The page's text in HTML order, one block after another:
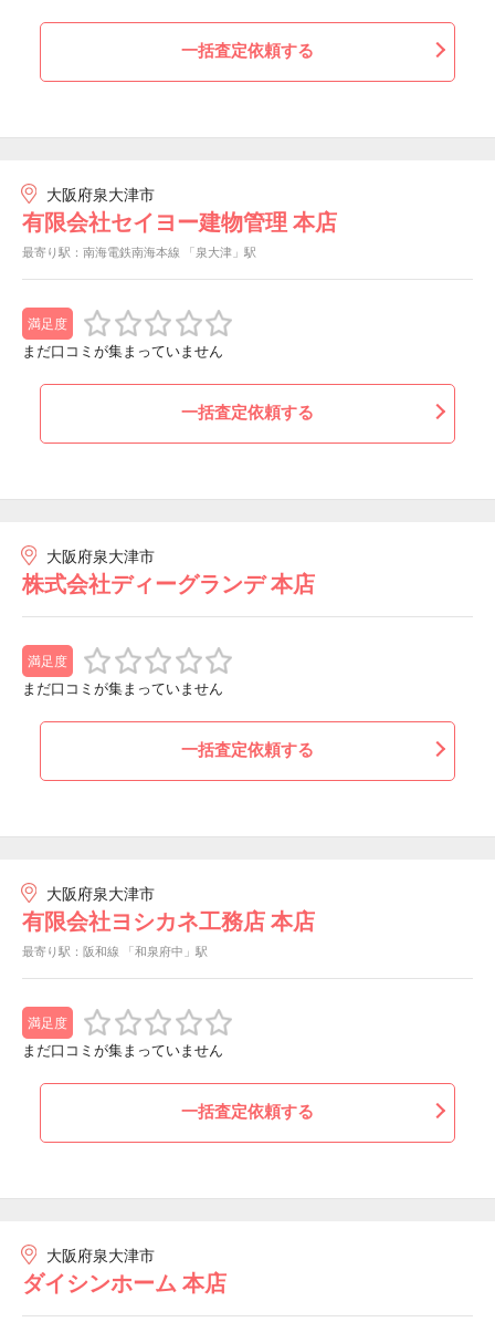
一括査定依頼する
大阪府泉大津市
有限会社セイヨー建物管理 本店
最寄り駅：南海電鉄南海本線 「泉大津」駅
満足度
まだ口コミが集まっていません
一括査定依頼する
大阪府泉大津市
株式会社ディーグランデ 本店
満足度
まだ口コミが集まっていません
一括査定依頼する
大阪府泉大津市
有限会社ヨシカネ工務店 本店
最寄り駅：阪和線 「和泉府中」駅
満足度
まだ口コミが集まっていません
一括査定依頼する
大阪府泉大津市
ダイシンホーム 本店